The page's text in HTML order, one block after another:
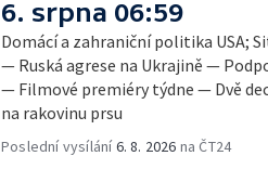
6. srpna 06:59
Domácí a zahraniční politika USA;
— Ruská agrese na Ukrajině —
— Filmové premiéry týdne — Dvě
na rakovinu prsu
Poslední vysílání6. 8. 2026 na ČT24